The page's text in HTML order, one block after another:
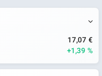
17,07 €
+1,39 %